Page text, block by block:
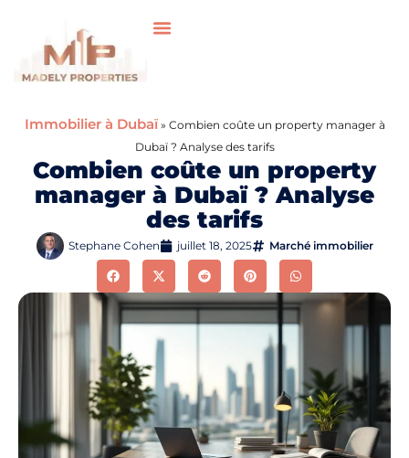
Immobilier à Dubaï» Combien coûte un property manager à
Dubaï ? Analyse des tarifs
Combien coûte un property
manager à Dubaï ? Analyse
des tarifs
Stephane Cohen juillet 18, 2025 Marché immobilier